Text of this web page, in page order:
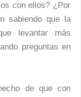
con ellos? ¿Por
sabiendo que la
levantar más
preguntas en
de que con